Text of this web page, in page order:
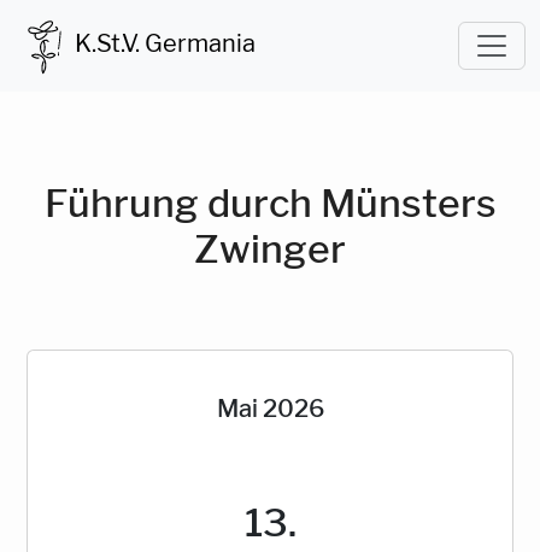
K.St.V. Germania
Führung durch Münsters
Zwinger
Mai 2026
13.